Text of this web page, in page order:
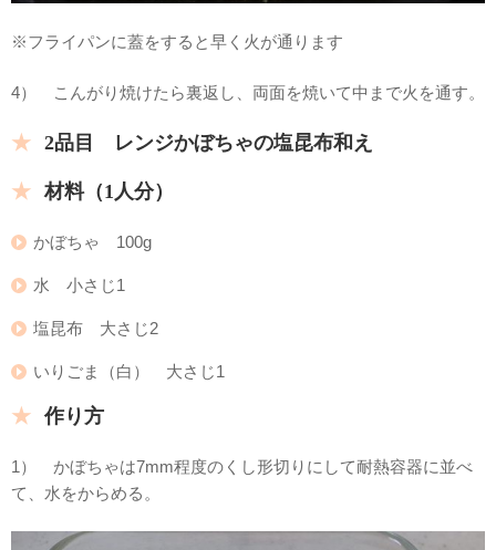
※フライパンに蓋をすると早く火が通ります
4） こんがり焼けたら裏返し、両面を焼いて中まで火を通す。
2品目 レンジかぼちゃの塩昆布和え
材料（1人分）
かぼちゃ 100g
水 小さじ1
塩昆布 大さじ2
いりごま（白） 大さじ1
作り方
1） かぼちゃは7mm程度のくし形切りにして耐熱容器に並べ
て、水をからめる。